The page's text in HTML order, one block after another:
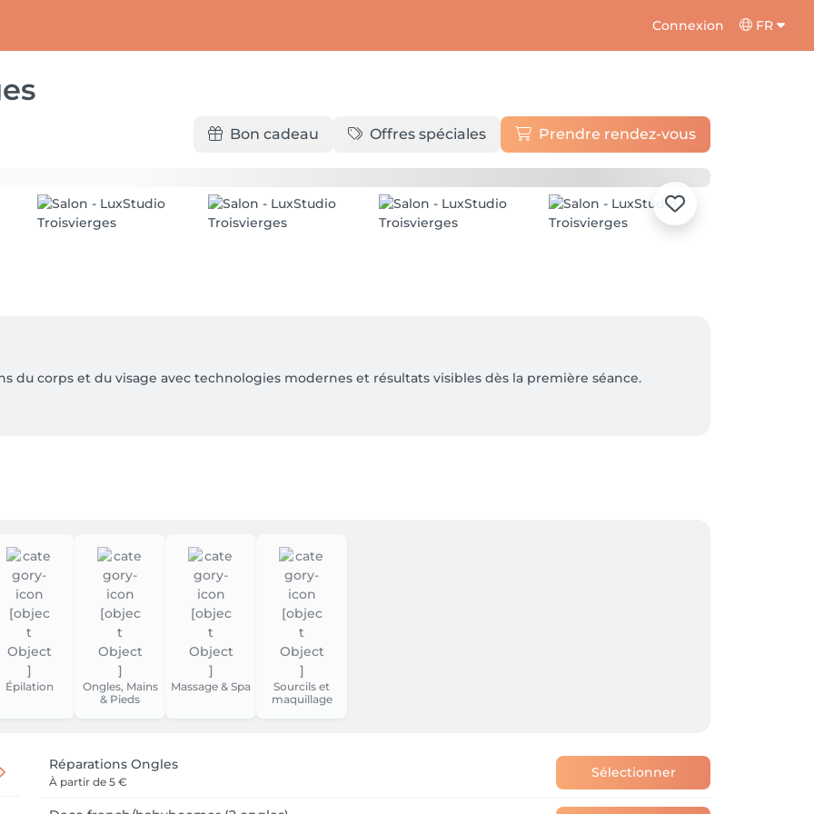
Connexion FR
Bon cadeau Offres spéciales Prendre rendez-vous
du corps et du visage avec technologies modernes et résultats visibles dès la première séance.
résultats efficaces et durables.
depuis Clervaux, Mertzig et alentours
transformation 💫
Épilation
Ongles, Mains
& Pieds
Massage & Spa
Sourcils et
maquillage
Réparations Ongles
À partir de 5 €
Sélectionner